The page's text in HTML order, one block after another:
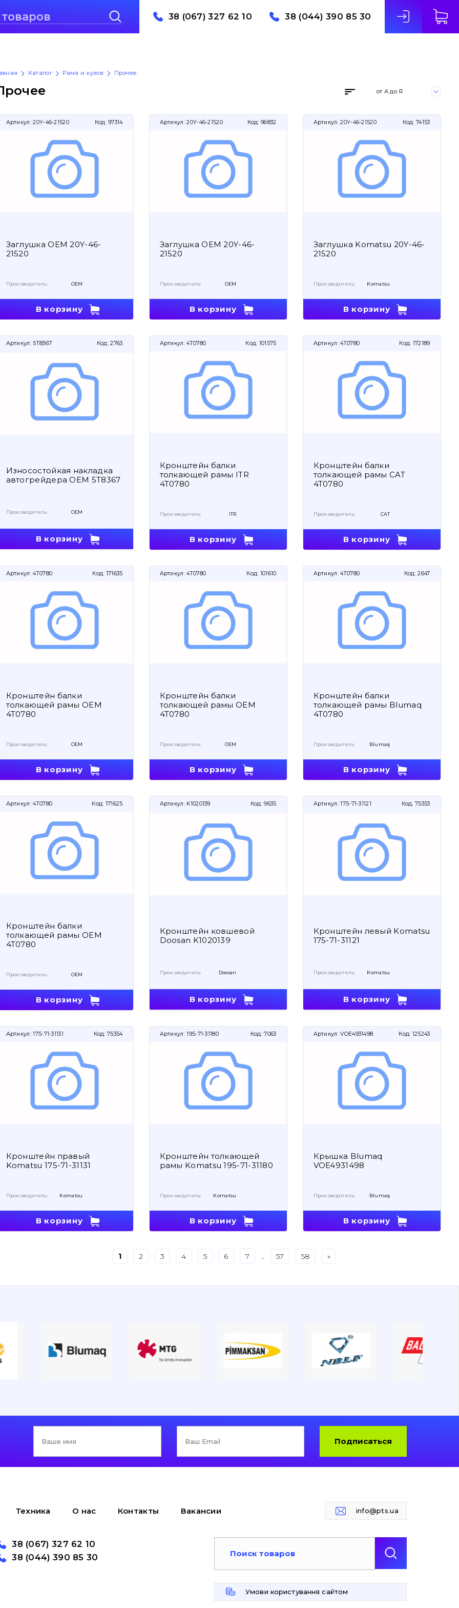
38 (067) 327 62 10 38 (044) 390 85 30
Каталог Рама и кузов Прочее
от А до Я
Артикул: 20Y-46-21520 Код: 97314
Заглушка OEM 20Y-46-
21520
Производитель: OEM
В корзину
Артикул: 20Y-46-21520 Код: 96832
Заглушка OEM 20Y-46-
21520
Производитель: OEM
В корзину
Артикул: 20Y-46-21520 Код: 74153
Заглушка Komatsu 20Y-46-
21520
Производитель: Komatsu
В корзину
Артикул: 5T8367 Код: 2763
Износостойкая накладка
автогрейдера OEM 5T8367
Производитель: OEM
В корзину
Артикул: 4T0780 Код: 101575
Кронштейн балки
толкающей рамы ITR
4T0780
Производитель: ITR
В корзину
Артикул: 4T0780 Код: 172189
Кронштейн балки
толкающей рамы CAT
4T0780
Производитель: CAT
В корзину
Артикул: 4T0780 Код: 171635
Кронштейн балки
толкающей рамы OEM
4T0780
Производитель: OEM
В корзину
Артикул: 4T0780 Код: 101610
Кронштейн балки
толкающей рамы OEM
4T0780
Производитель: OEM
В корзину
Артикул: 4T0780 Код: 2647
Кронштейн балки
толкающей рамы Blumaq
4T0780
Производитель: Blumaq
В корзину
Артикул: 4T0780 Код: 171625
Кронштейн балки
толкающей рамы OEM
4T0780
Производитель: OEM
В корзину
Артикул: K1020139 Код: 9635
Кронштейн ковшевой
Doosan K1020139
Производитель: Doosan
В корзину
Артикул: 175-71-31121 Код: 75353
Кронштейн левый Komatsu
175-71-31121
Производитель: Komatsu
В корзину
Артикул: 175-71-31131 Код: 75354
Кронштейн правый
Komatsu 175-71-31131
Производитель: Komatsu
В корзину
Артикул: 195-71-31180 Код: 7063
Кронштейн толкающей
рамы Komatsu 195-71-31180
Производитель: Komatsu
В корзину
Артикул: VOE4931498 Код: 125243
Крышка Blumaq
VOE4931498
Производитель: Blumaq
В корзину
1 2 3 4 5 6 7 57 58 »
Подписаться
Техника О нас Контакты Вакансии info@pts.ua
38 (067) 327 62 10
38 (044) 390 85 30
Умови користування сайтом